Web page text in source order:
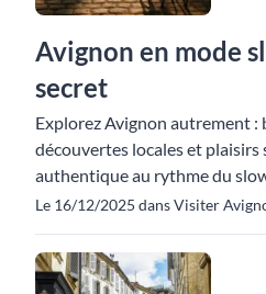
Avignon en mode
secret
Explorez Avignon autrement :
découvertes locales et plaisirs
authentique au rythme du
Le 16/12/2025 dans Visiter